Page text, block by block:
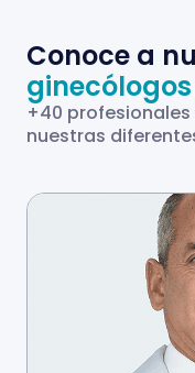
Conoce a
+40
nuestras